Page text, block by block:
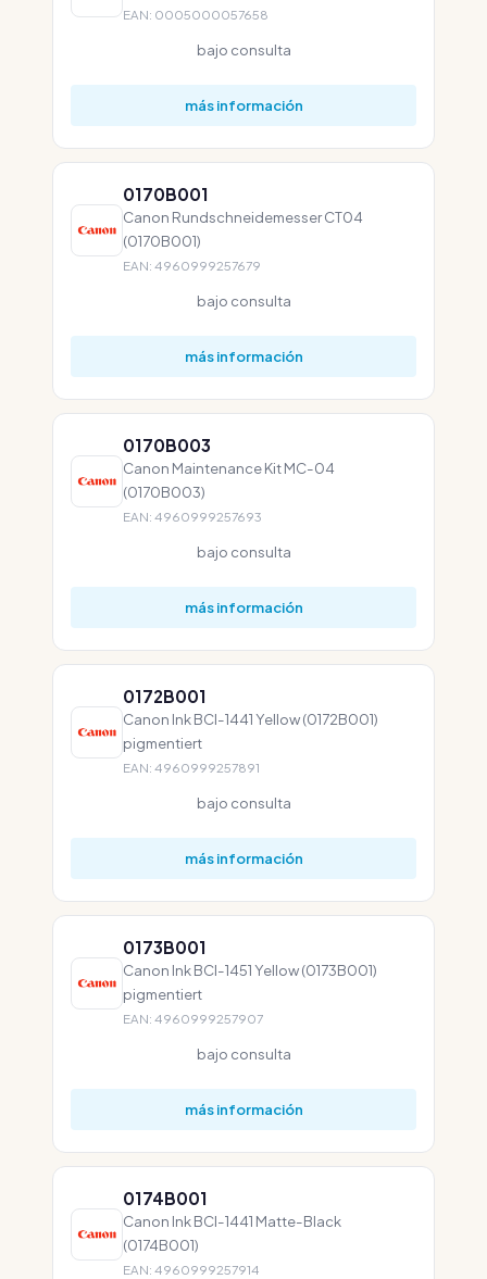
EAN: 0005000057658
bajo consulta
más información
0170B001
Canon Rundschneidemesser CT04
(0170B001)
EAN: 4960999257679
bajo consulta
más información
0170B003
Canon Maintenance Kit MC-04
(0170B003)
EAN: 4960999257693
bajo consulta
más información
0172B001
Canon Ink BCI-1441 Yellow (0172B001)
pigmentiert
EAN: 4960999257891
bajo consulta
más información
0173B001
Canon Ink BCI-1451 Yellow (0173B001)
pigmentiert
EAN: 4960999257907
bajo consulta
más información
0174B001
Canon Ink BCI-1441 Matte-Black
(0174B001)
EAN: 4960999257914